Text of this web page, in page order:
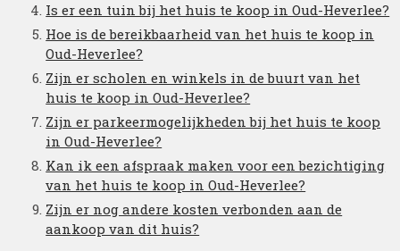
Is er een tuin bij het huis te koop in Oud-Heverlee?
Hoe is de bereikbaarheid van het huis te koop in
Oud-Heverlee?
Zijn er scholen en winkels in de buurt van het
huis te koop in Oud-Heverlee?
Zijn er parkeermogelijkheden bij het huis te koop
in Oud-Heverlee?
Kan ik een afspraak maken voor een bezichtiging
van het huis te koop in Oud-Heverlee?
Zijn er nog andere kosten verbonden aan de
aankoop van dit huis?